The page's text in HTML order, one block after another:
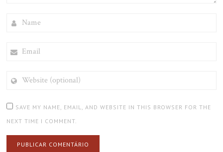
(OPTIONAL)
SAVE MY NAME, EMAIL, AND WEBSITE IN THIS BROWSER FOR THE
NEXT TIME I COMMENT.